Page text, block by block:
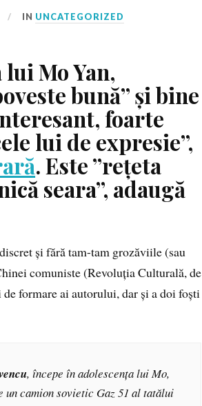
IN UNCATEGORIZED
Mo Yan,
bună” și bine
foarte
lui de expresie”,
.Este ”rețeta
seara”, adaugă
și fără tam-tam grozăviile (sau
comuniste (Revoluția Culturală, de
formare ai autorului, dar și a doi foști
, începe în adolescența lui Mo,
un camion sovietic Gaz 51 al tatălui